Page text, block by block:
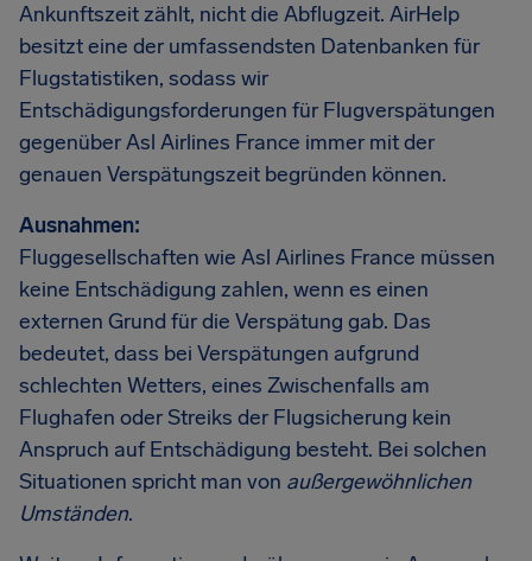
Ankunftszeit zählt, nicht die Abflugzeit. AirHelp
besitzt eine der umfassendsten Datenbanken für
Flugstatistiken, sodass wir
Entschädigungsforderungen für Flugverspätungen
gegenüber Asl Airlines France immer mit der
genauen Verspätungszeit begründen können.
Ausnahmen:
Fluggesellschaften wie Asl Airlines France müssen
keine Entschädigung zahlen, wenn es einen
externen Grund für die Verspätung gab. Das
bedeutet, dass bei Verspätungen aufgrund
schlechten Wetters, eines Zwischenfalls am
Flughafen oder Streiks der Flugsicherung kein
Anspruch auf Entschädigung besteht. Bei solchen
Situationen spricht man von außergewöhnlichen
Umständen.